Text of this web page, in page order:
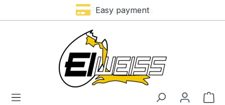
Premium brands
Easy payment